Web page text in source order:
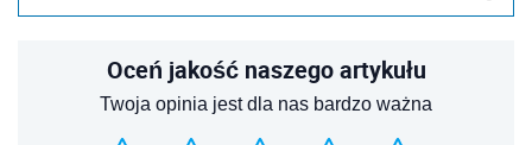
Oceń jakość naszego artykułu
Twoja opinia jest dla nas bardzo ważna